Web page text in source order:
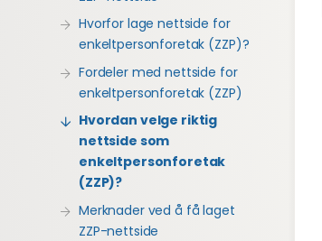
Hvorfor lage nettside for
enkeltpersonforetak (ZZP)?
Fordeler med nettside for
enkeltpersonforetak (ZZP)
Hvordan velge riktig
nettside som
enkeltpersonforetak
(ZZP)?
Merknader ved å få laget
ZZP-nettside